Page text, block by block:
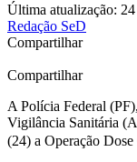
Última atualização:
Redação SeD
Compartilhar
Compartilhar
A Polícia Federal
Vigilância Sanitária
(24) a Operação Dose